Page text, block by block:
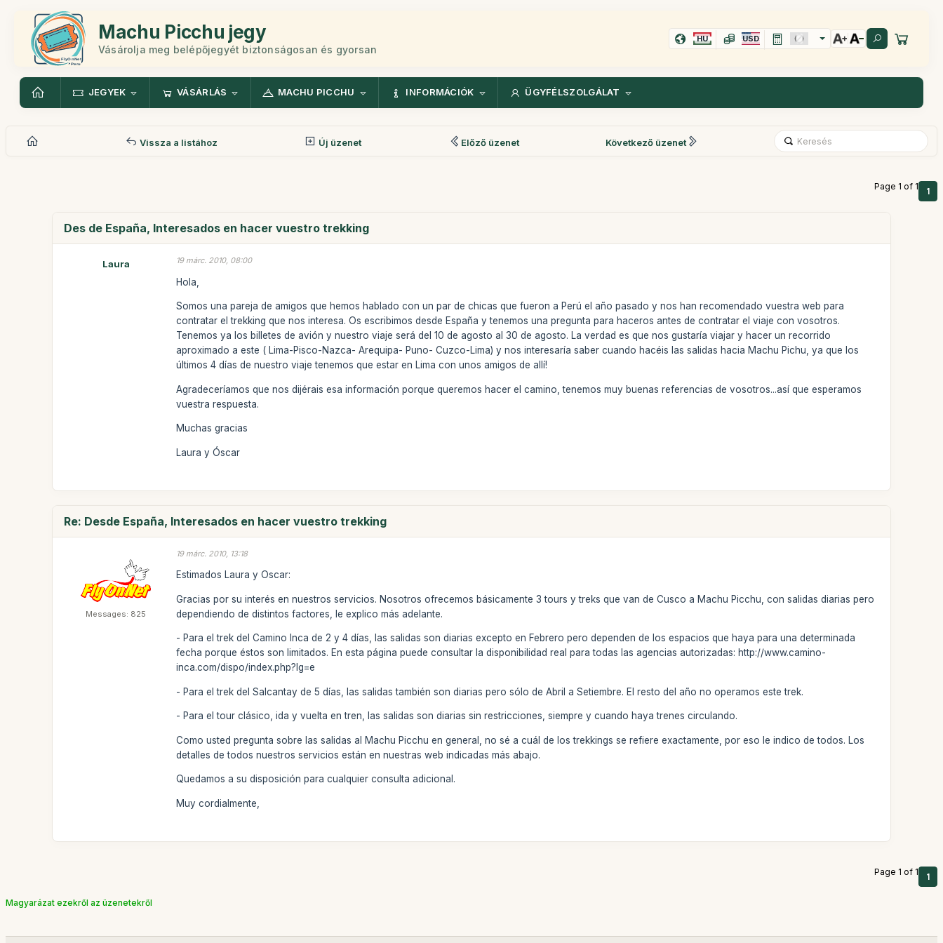
Machu Picchu jegy
Vásárolja meg belépőjegyét biztonságosan és gyorsan
HU USD
JEGYEK VÁSÁRLÁS MACHU PICCHU INFORMÁCIÓK ÜGYFÉLSZOLGÁLAT
Vissza a listához Új üzenet Előző üzenet Következő üzenet
Page 1 of 1 1
Des de España, Interesados en hacer vuestro trekking
Laura 19 márc. 2010, 08:00
Hola,
Somos una pareja de amigos que hemos hablado con un par de chicas que fueron a Perú el año pasado y nos han recomendado vuestra web para
contratar el trekking que nos interesa. Os escribimos desde España y tenemos una pregunta para haceros antes de contratar el viaje con vosotros.
Tenemos ya los billetes de avión y nuestro viaje será del 10 de agosto al 30 de agosto. La verdad es que nos gustaría viajar y hacer un recorrido
aproximado a este ( Lima-Pisco-Nazca- Arequipa- Puno- Cuzco-Lima) y nos interesaría saber cuando hacéis las salidas hacia Machu Pichu, ya que los
últimos 4 días de nuestro viaje tenemos que estar en Lima con unos amigos de allí!
Agradeceríamos que nos dijérais esa información porque queremos hacer el camino, tenemos muy buenas referencias de vosotros...así que esperamos
vuestra respuesta.
Muchas gracias
Laura y Óscar
Re: Desde España, Interesados en hacer vuestro trekking
Messages: 825
19 márc. 2010, 13:18
Estimados Laura y Oscar:
Gracias por su interés en nuestros servicios. Nosotros ofrecemos básicamente 3 tours y treks que van de Cusco a Machu Picchu, con salidas diarias pero
dependiendo de distintos factores, le explico más adelante.
- Para el trek del Camino Inca de 2 y 4 días, las salidas son diarias excepto en Febrero pero dependen de los espacios que haya para una determinada
fecha porque éstos son limitados. En esta página puede consultar la disponibilidad real para todas las agencias autorizadas: http://www.camino-
inca.com/dispo/index.php?lg=e
- Para el trek del Salcantay de 5 días, las salidas también son diarias pero sólo de Abril a Setiembre. El resto del año no operamos este trek.
- Para el tour clásico, ida y vuelta en tren, las salidas son diarias sin restricciones, siempre y cuando haya trenes circulando.
Como usted pregunta sobre las salidas al Machu Picchu en general, no sé a cuál de los trekkings se refiere exactamente, por eso le indico de todos. Los
detalles de todos nuestros servicios están en nuestras web indicadas más abajo.
Quedamos a su disposición para cualquier consulta adicional.
Muy cordialmente,
Page 1 of 1 1
Magyarázat ezekről az üzenetekről